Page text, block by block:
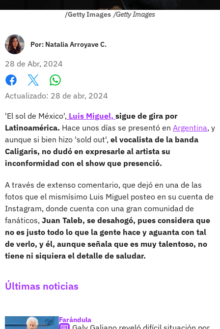
/Getty Images /Getty Images
Por: Natalia Arroyave C.
28 de Abr, 2024
Facebook
X
Actualizado: 28 de abr, 2024
'El sol de México', Luis Miguel, sigue de gira por
Latinoamérica. Hace unos días se presentó en Argentina, y
aunque si bien hizo 'sold out', el vocalista de la banda
Caligaris, no dudó en expresarle al artista su
inconformidad con el show que presenció.
A través de extenso comentario, que dejó en una de las
fotos que el mismísimo Luis Miguel posteo en su cuenta de
Instagram, donde cuenta con una gran comunidad de
fanáticos, Juan Taleb, se desahogó, pues considera que
no es justo todo lo que la gente hace y aguanta con tal
de verlo, y él, aunque señala que es muy talentoso, no
tiene ni siquiera el detalle de saludar.
Últimas noticias
Farándula